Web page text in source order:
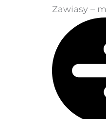
Zawiasy –